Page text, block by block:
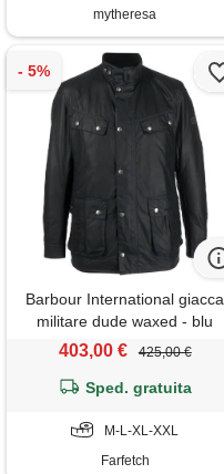
mytheresa
Barbour International giacca
militare dude waxed - blu
403,00 € 425,00 €
Sped. gratuita
M-L-XL-XXL
Farfetch